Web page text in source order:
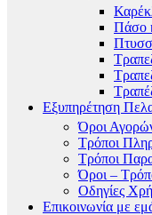
Πάσο
Εξυπηρέτηση
Όροι
Τρόποι
Τρόποι
Όροι –
Οδηγίες
Επικοινωνία με